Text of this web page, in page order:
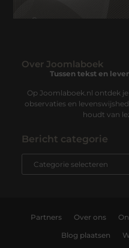
Over Joomlaboek
Tussen tekst en
Op Joomlaboek.nl ontdek
observaties en
houdt van
Bericht categorie
Partners Over ons
Blog plaatsen